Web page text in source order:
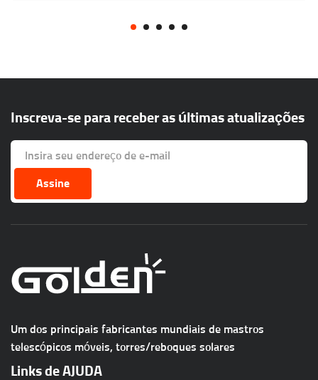
Inscreva-se para receber as últimas atualizações
Assine
Um dos principais fabricantes mundiais de mastros
telescópicos móveis, torres/reboques solares
Links de AJUDA